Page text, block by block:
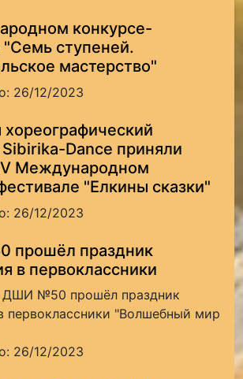
конкурсе-
"Семь ступеней.
мастерство"
26/12/2023
хореографический
Dance приняли
Международном
"Елкины сказки"
26/12/2023
праздник
в первоклассники
ДШИ №50 прошёл праздник
первоклассники "Волшебный мир
26/12/2023